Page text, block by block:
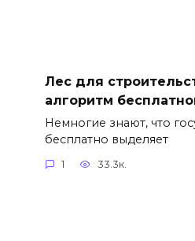
Лес для
алгоритм
Немногие знают, что
бесплатно выделяет
1 33.3к.